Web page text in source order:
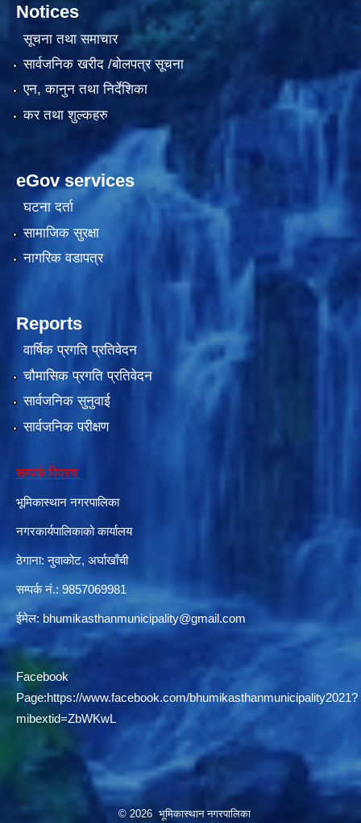
Notices
सूचना तथा समाचार
सार्वजनिक खरीद /बोलपत्र सूचना
एन, कानुन तथा निर्देशिका
कर तथा शुल्कहरु
eGov services
घटना दर्ता
सामाजिक सुरक्षा
नागरिक वडापत्र
Reports
वार्षिक प्रगति प्रतिवेदन
चौमासिक प्रगति प्रतिवेदन
सार्वजनिक सुनुवाई
सार्वजनिक परीक्षण
सम्पर्क विवरण
भूमिकास्थान नगरपालिका
नगरकार्यपालिकाको कार्यालय
ठेगाना: नुवाकोट, अर्घाखाँची
सम्पर्क नं.: 9857069981
ईमेल: bhumikasthanmunicipality@gmail.com
Facebook
Page:https://www.facebook.com/bhumikasthanmunicipality2021?
mibextid=ZbWKwL
© 2026 भूमिकास्थान नगरपालिका